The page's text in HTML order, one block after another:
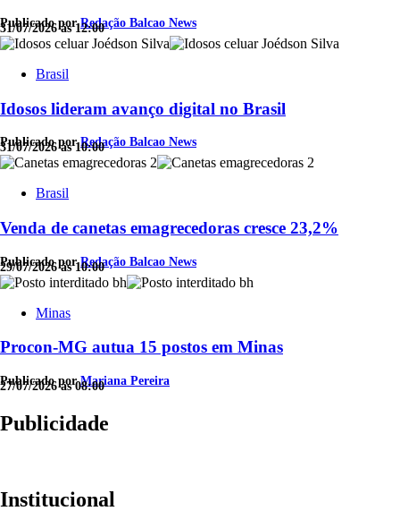
Publicado porRedação Balcao News
31/07/2026 às 12:00
Brasil
Idosos lideram avanço digital no Brasil
Publicado porRedação Balcao News
31/07/2026 às 10:00
Brasil
Venda de canetas emagrecedoras cresce 23,2%
Publicado porRedação Balcao News
29/07/2026 às 10:00
Minas
Procon-MG autua 15 postos em Minas
Publicado porMariana Pereira
27/07/2026 às 08:00
Publicidade
Institucional